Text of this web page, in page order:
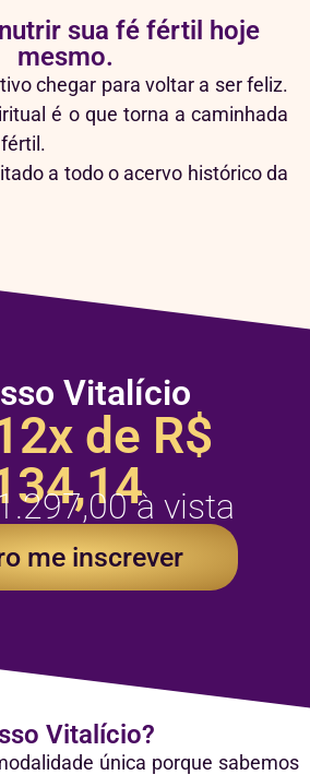
sua fé fértil hoje
mesmo.
chegar para voltar a ser feliz.
é o que torna a caminhada
a todo o acervo histórico da
Vitalício
de R$
à vista
me inscrever
Vitalício?
única porque sabemos